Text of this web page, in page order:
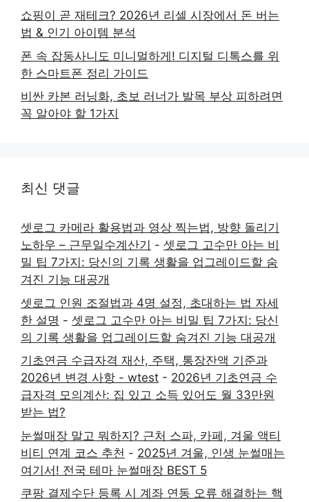
쇼핑이 곧 재테크? 2026년 리셀 시장에서 돈 버는
법 & 인기 아이템 분석
폰 속 잡동사니도 미니멀하게! 디지털 디톡스를 위
한 스마트폰 정리 가이드
비싼 카본 러닝화, 초보 러너가 발목 부상 피하려면
꼭 알아야 할 1가지
최신 댓글
셋로그 카메라 활용법과 영상 찍는법, 방향 돌리기
노하우 – 근무일수계산기 - 셋로그 고수만 아는 비
밀 팁 7가지: 당신의 기록 생활을 업그레이드할 숨
겨진 기능 대공개
셋로그 인원 조절법과 4명 설정, 초대하는 법 자세
한 설명 - 셋로그 고수만 아는 비밀 팁 7가지: 당신
의 기록 생활을 업그레이드할 숨겨진 기능 대공개
기초연금 수급자격 재산, 주택, 통장잔액 기준과
2026년 변경 사항 - wtest - 2026년 기초연금 수
급자격 모의계산: 집 있고 소득 있어도 월 33만원
받는 법?
눈썰매장 말고 뭐하지? 근처 스파, 카페, 겨울 액티
비티 연계 코스 추천 - 2025년 겨울, 인생 눈썰매는
여기서! 전국 테마 눈썰매장 BEST 5
쿠팡 결제수단 등록 시 계좌 연동 오류 해결하는 핵